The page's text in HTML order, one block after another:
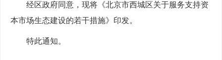
经区政府同意，现将《北京市西城区关于服务支持资
本市场生态建设的若干措施》印发。
特此通知。